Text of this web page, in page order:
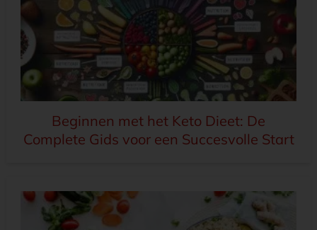
Beginnen met het Keto Dieet: De
Complete Gids voor een Succesvolle Start